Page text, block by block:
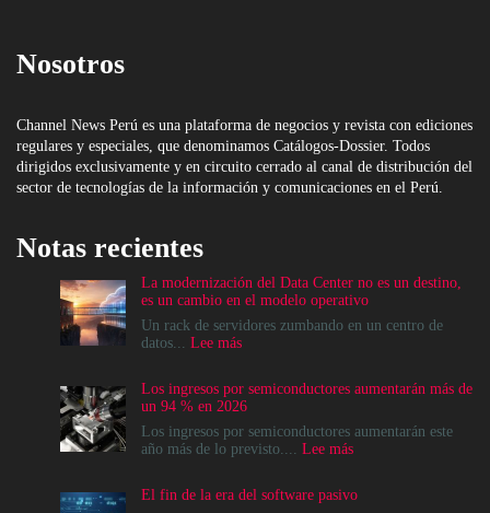
Nosotros
Channel News Perú es una plataforma de negocios y revista con ediciones
regulares y especiales, que denominamos Catálogos-Dossier. Todos
dirigidos exclusivamente y en circuito cerrado al canal de distribución del
sector de tecnologías de la información y comunicaciones en el Perú.
Notas recientes
La modernización del Data Center no es un destino,
es un cambio en el modelo operativo
Un rack de servidores zumbando en un centro de
datos... Lee más:
del
Data
Center
no
destino,
Los ingresos por semiconductores aumentarán más de
un 94 % en 2026
Los ingresos por semiconductores aumentarán este
año más de lo previsto.... Lee más:
por
El fin de la era del software pasivo